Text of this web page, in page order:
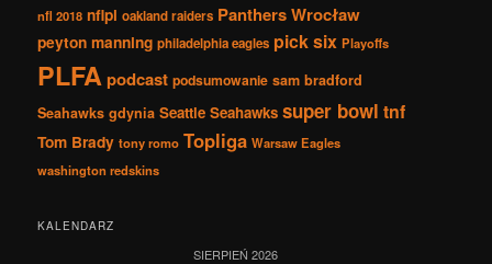
nfl 2018 nflpl oakland raiders Panthers Wrocław
peyton manning philadelphia eagles pick six Playoffs
PLFApodcast podsumowanie sam bradford
Seahawks gdynia Seattle Seahawks super bowl tnf
Tom Brady tony romo Topliga Warsaw Eagles
washington redskins
KALENDARZ
SIERPIEŃ 2026